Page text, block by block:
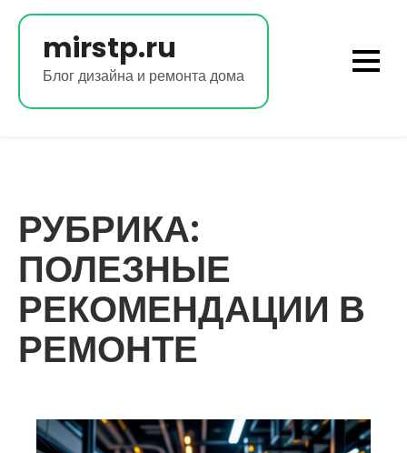
Перейти
содержимомуmirstp.ru
Блог дизайна и ремонта дома
РУБРИКА:
ПОЛЕЗНЫЕ
РЕКОМЕНДАЦИИ В
РЕМОНТЕ